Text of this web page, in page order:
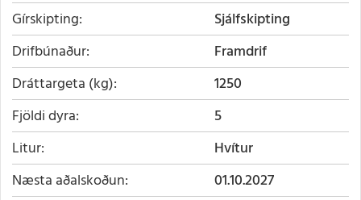
Gírskipting
Sjálfskipting
Drifbúnaður
Framdrif
Dráttargeta (kg)
1250
Fjöldi dyra
5
Litur
Hvítur
Næsta aðalskoðun
01.10.2027